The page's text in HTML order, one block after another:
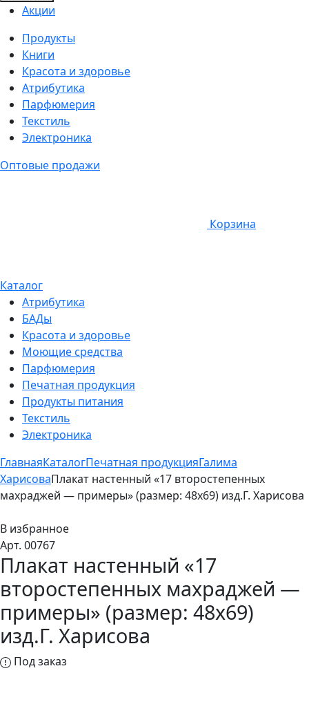
Акции
Продукты
Книги
Красота и здоровье
Атрибутика
Парфюмерия
Текстиль
Электроника
Оптовые продажи
Корзина
Каталог
Атрибутика
БАДы
Красота и здоровье
Моющие средства
Парфюмерия
Печатная продукция
Продукты питания
Текстиль
Электроника
ГлавнаяКаталогПечатная продукцияГалима
ХарисоваПлакат настенный «17 второстепенных
махраджей — примеры» (размер: 48х69) изд.Г. Харисова
В избранное
Арт. 00767
Плакат настенный «17
второстепенных махраджей —
примеры» (размер: 48х69)
изд.Г. Харисова
Под заказ